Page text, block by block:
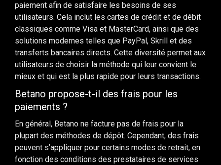
paiement afin de satisfaire les besoins de ses
utilisateurs. Cela inclut les cartes de crédit et de débit
classiques comme Visa et MasterCard, ainsi que des
solutions modernes telles que PayPal, Skrill et des
transferts bancaires directs. Cette diversité permet aux
utilisateurs de choisir la méthode qui leur convient le
mieux et qui est la plus rapide pour leurs transactions.
Betano propose-t-il des frais pour les
paiements ?
En général, Betano ne facture pas de frais pour la
plupart des méthodes de dépôt. Cependant, des frais
peuvent s’appliquer pour certains modes de retrait, en
fonction des conditions des prestataires de services